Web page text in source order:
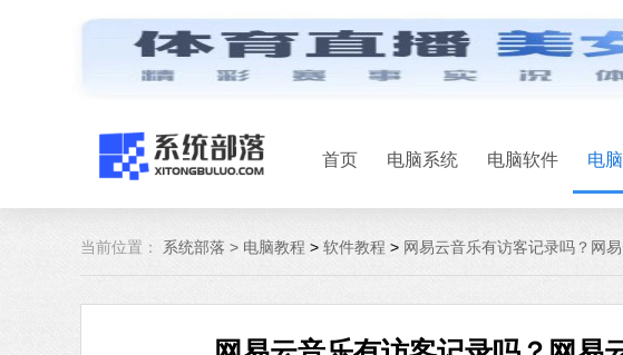
首页 电脑系统 电脑软件 电
当前位置： 系统部落 > 电脑教程 > 软件教程 > 网易云音乐有访客记录吗？网